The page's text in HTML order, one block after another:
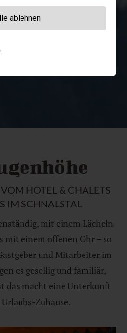
& NATUR
& Anfahrt
IT EN
anfragen
HOTEL & CHALETS
IM SCHNALSTAL
mit einem Lächeln
mit einem offenen Ohr – so
und Mitarbeiter im
es gesellig und familiär,
das macht eine Unterkunft
Zuhause.
ablehnen